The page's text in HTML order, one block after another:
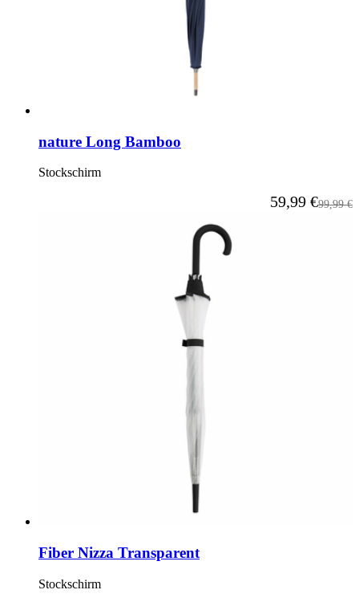
nature Long Bamboo
Stockschirm
Ab
59,99 €99,99 €
Fiber Nizza Transparent
Stockschirm